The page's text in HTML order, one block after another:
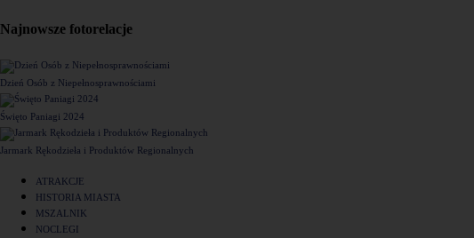
Najnowsze fotorelacje
Dzień Osób z Niepełnosprawnościami
Święto Paniagi 2024
Jarmark Rękodzieła i Produktów Regionalnych
ATRAKCJE
HISTORIA MIASTA
MSZALNIK
NOCLEGI